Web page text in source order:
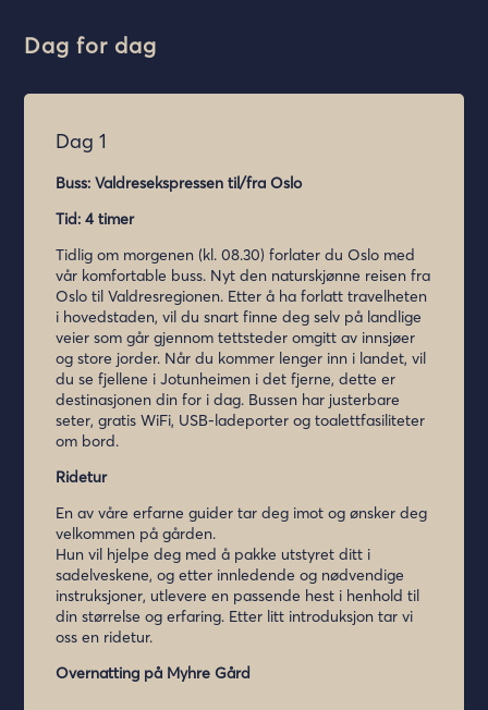
Dag for dag
Dag 1
Buss: Valdresekspressen til/fra Oslo
Tid: 4 timer
Tidlig om morgenen (kl. 08.30) forlater du Oslo med
vår komfortable buss. Nyt den naturskjønne reisen fra
Oslo til Valdresregionen. Etter å ha forlatt travelheten
i hovedstaden, vil du snart finne deg selv på landlige
veier som går gjennom tettsteder omgitt av innsjøer
og store jorder. Når du kommer lenger inn i landet, vil
du se fjellene i Jotunheimen i det fjerne, dette er
destinasjonen din for i dag. Bussen har justerbare
seter, gratis WiFi, USB-ladeporter og toalettfasiliteter
om bord.
Ridetur
En av våre erfarne guider tar deg imot og ønsker deg
velkommen på gården.
Hun vil hjelpe deg med å pakke utstyret ditt i
sadelveskene, og etter innledende og nødvendige
instruksjoner, utlevere en passende hest i henhold til
din størrelse og erfaring. Etter litt introduksjon tar vi
oss en ridetur.
Overnatting på Myhre Gård